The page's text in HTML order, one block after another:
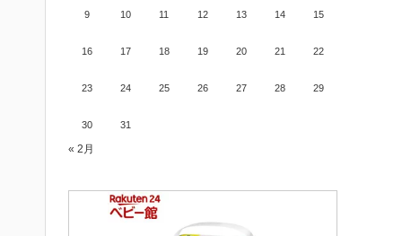
9 10 11 12 13 14 15
16 17 18 19 20 21 22
23 24 25 26 27 28 29
30 31
« 2月